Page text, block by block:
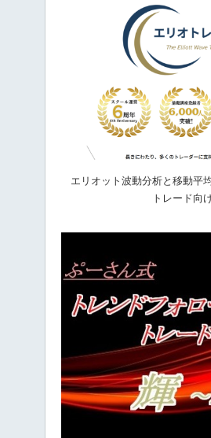
エリオット波動分析と移動平
トレード向